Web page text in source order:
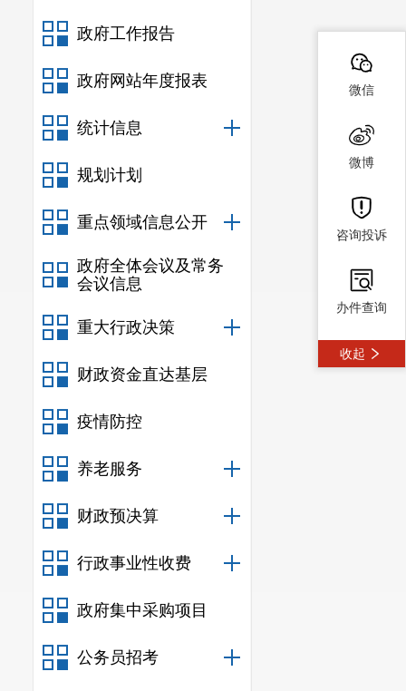
政府工作报告
政府网站年度报表
统计信息
规划计划
重点领域信息公开
政府全体会议及常务
会议信息
重大行政决策
财政资金直达基层
疫情防控
养老服务
财政预决算
行政事业性收费
政府集中采购项目
公务员招考
微信
微博
咨询投诉
办件查询
收起